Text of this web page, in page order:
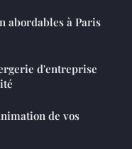
abordables à Paris
d'entreprise
de vos